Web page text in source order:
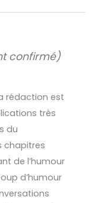
confirmé)
rédaction est
très
du
chapitres
de l’humour
d’humour